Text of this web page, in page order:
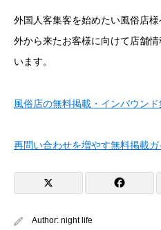
外国人客集客を始めたい風俗店
外から来たお客様に向けて店舗
います。
風俗店の無料掲載・インバウン
再問い合わせを増やす無料掲載
Author: night life